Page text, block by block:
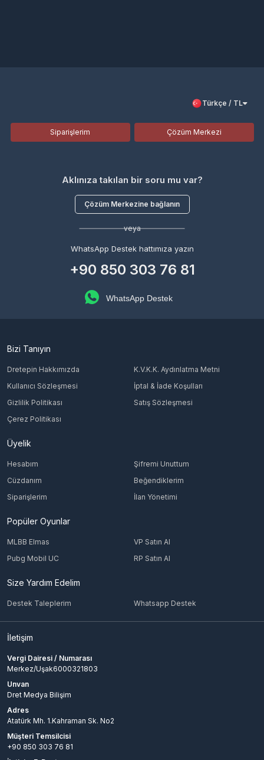
Türkçe / TL
Siparişlerim Çözüm Merkezi
Aklınıza takılan bir soru mu var?
Çözüm Merkezine bağlanın
veya
WhatsApp Destek hattımıza yazın
+90 850 303 76 81
WhatsApp Destek
Bizi Tanıyın
Dretepin Hakkımızda
K.V.K.K. Aydınlatma Metni
Kullanıcı Sözleşmesi
İptal & İade Koşulları
Gizlilik Politikası
Satış Sözleşmesi
Çerez Politikası
Üyelik
Hesabım
Şifremi Unuttum
Cüzdanım
Beğendiklerim
Siparişlerim
İlan Yönetimi
Popüler Oyunlar
MLBB Elmas
VP Satın Al
Pubg Mobil UC
RP Satın Al
Size Yardım Edelim
Destek Taleplerim Whatsapp Destek
İletişim
Vergi Dairesi / Numarası
Merkez/Uşak6000321803
Unvan
Dret Medya Bilişim
Adres
Atatürk Mh. 1.Kahraman Sk. No2
Müşteri Temsilcisi
+90 850 303 76 81